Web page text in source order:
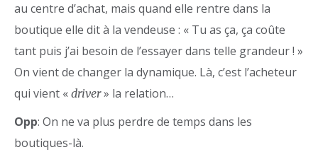
au centre d’achat, mais quand elle rentre dans la
boutique elle dit à la vendeuse : « Tu as ça, ça coûte
tant puis j’ai besoin de l’essayer dans telle grandeur ! »
On vient de changer la dynamique. Là, c’est l’acheteur
qui vient « driver» la relation…
Opp: On ne va plus perdre de temps dans les
boutiques-là.